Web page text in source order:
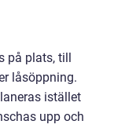
på plats, till
låsöppning.
istället
upp och